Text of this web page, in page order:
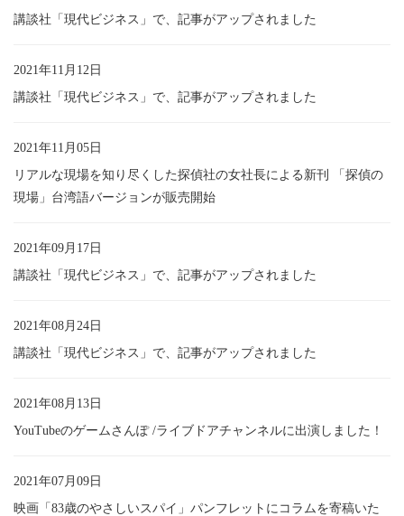
講談社「現代ビジネス」で、記事がアップされました
2021年11月12日
講談社「現代ビジネス」で、記事がアップされました
2021年11月05日
リアルな現場を知り尽くした探偵社の女社長による新刊 「探偵の
現場」台湾語バージョンが販売開始
2021年09月17日
講談社「現代ビジネス」で、記事がアップされました
2021年08月24日
講談社「現代ビジネス」で、記事がアップされました
2021年08月13日
YouTubeのゲームさんぽ /ライブドアチャンネルに出演しました！
2021年07月09日
映画「83歳のやさしいスパイ」パンフレットにコラムを寄稿いた